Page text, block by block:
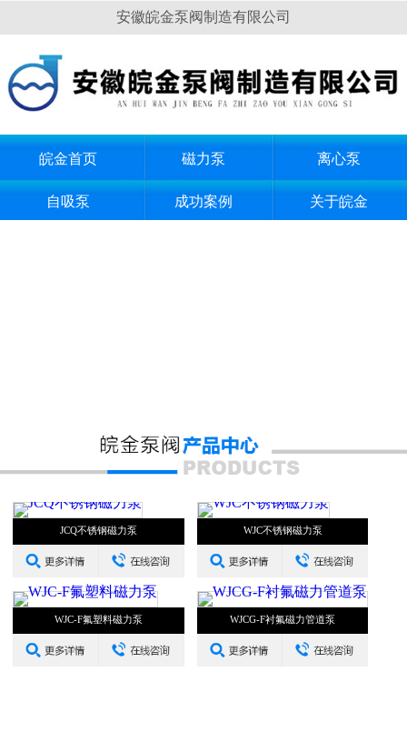
安徽皖金泵阀制造有限公司
皖金首页 磁力泵 离心泵
自吸泵 成功案例 关于皖金
JCQ不锈钢磁力泵 WJC不锈钢磁力泵
WJC-F氟塑料磁力泵 WJCG-F衬氟磁力管道泵